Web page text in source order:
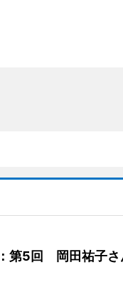
第5回 岡田祐子さ